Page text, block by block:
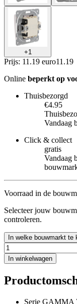
+1
Prijs: 11.19 euro11 .19
Online beperkt op
Thuisbezorgd
€4.95
Vandaag
Click & collect
gratis
Vandaag
Voorraad in de
Selecteer jouw
controleren.
In welke bouwmarkt te
In winkelwagen
Serie GAMMA